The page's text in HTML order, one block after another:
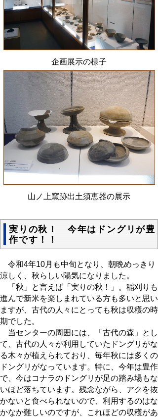
企画展示の様子
山ノ上窯跡出土須恵器の展示
実りの秋！ 今年はドングリが豊
作です！！
令和4年10月も中旬となり、朝晩めっきり
涼しく、秋らしい陽気になりました。
「秋」と言えば「実りの秋！」。稲刈りも
進んで新米を楽しまれている方も多いと思い
ますが、古代の人々にとっても秋は収穫の時
期でした。
当センターの周囲には、「古代の森」とし
て、古代の人々が利用していたドングリがな
る木々が植えられており、毎年秋には多くの
ドングリがなっています。特に、今年は豊作
で、今はコナラのドングリが足の踏み場もな
いほど落ちています。残念ながら、アクを抜
かないと食べられないので、利用するのはな
かなか難しいのですが、これほどの収穫があ